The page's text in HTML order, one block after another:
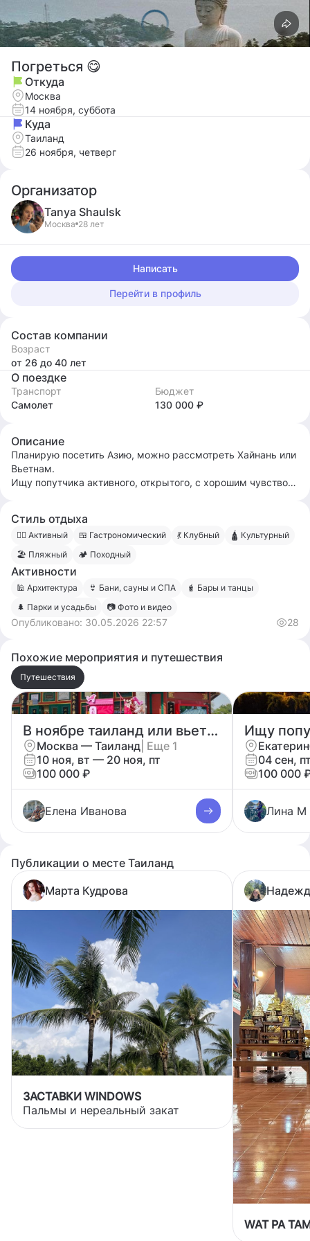
Погреться 😋
Откуда
Москва
14 ноября, суббота
Куда
Таиланд
26 ноября, четверг
Организатор
Tanya Shaulsk
Москва 28 лет
Написать
Перейти в профиль
Состав компании
Возраст
от 26 до 40 лет
О поездке
Транспорт
Самолет
Бюджет
130 000 ₽
Описание
Планирую посетить Азию, можно рассмотреть Хайнань или
Вьетнам.
Ищу попутчика активного, открытого, с хорошим чувством
Стиль отдыха
🧍‍♀️ Активный 🍱 Гастрономический 💃 Клубный
🛕 Культурный
🏖 Пляжный
🏕 Походный
Активности
🕌 Архитектура 👙 Бани, сауны и СПА
🧋 Бары и танцы
🌲 Парки и усадьбы
📷 Фото и видео
Опубликовано: 30.05.2026 22:57 28
Похожие мероприятия и путешествия
Путешествия
В ноябре таиланд или вьетнам
Москва — Таиланд | Еще 1
10 ноя, вт — 20 ноя, пт
100 000 ₽
Елена Иванова
Ищу
04 сен,
100 000
Лина М
Публикации о месте Таиланд
Марта Кудрова
ЗАСТАВКИ WINDOWS
Пальмы и нереальный закат
WAT PA